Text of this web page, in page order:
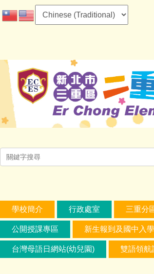
到
容
區
學校簡介
行政處室 三重分
公開授課專區 新生報到及國中入
台灣母語日網站(幼兒園) 雙語領航